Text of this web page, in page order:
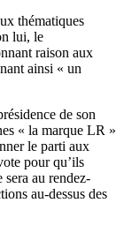
thématiques
lui, le
raison aux
ainsi « un
de son
« la marque LR »
le parti aux
pour qu’ils
au rendez-
au-dessus des